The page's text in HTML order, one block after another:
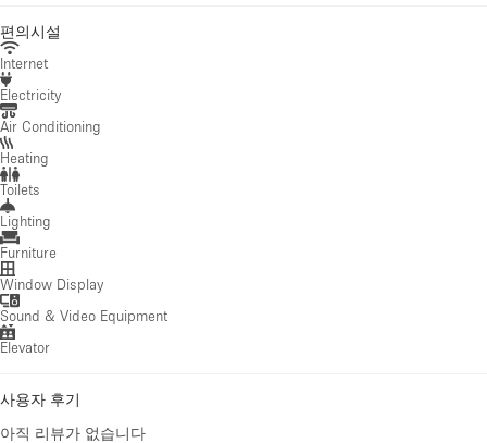
편의시설
Internet
Electricity
Air Conditioning
Heating
Toilets
Lighting
Furniture
Window Display
Sound & Video Equipment
Elevator
사용자 후기
아직 리뷰가 없습니다